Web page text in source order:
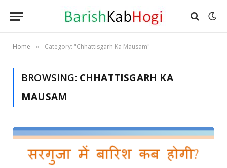
Home » Category: "Chhattisgarh Ka Mausam"
BROWSING: CHHATTISGARH KA
MAUSAM